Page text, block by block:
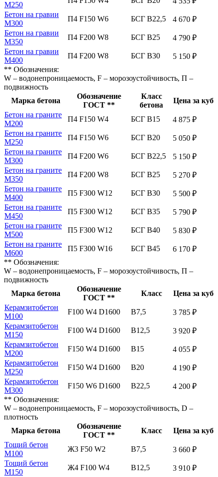
М250
Бетон на гравии
М300
П4 F150 W6 БСГ В22,5
4 670 ₽
Бетон на гравии
М350
П4 F200 W8 БСГ В25
4 790 ₽
Бетон на гравии
М400
П4 F200 W8 БСГ В30
5 150 ₽
** Обозначения:
W – водонепроницаемость, F – морозоустойчивость, П –
подвижность
Марка бетона
Обозначение
ГОСТ **
Класс
бетона
Цена за куб
Бетон на граните
М200
П4 F150 W4 БСГ В15
4 875 ₽
Бетон на граните
М250
П4 F150 W6 БСГ В20
5 050 ₽
Бетон на граните
М300
П4 F200 W6 БСГ В22,5
5 150 ₽
Бетон на граните
М350
П4 F200 W8 БСГ В25
5 270 ₽
Бетон на граните
М400
П5 F300 W12 БСГ В30
5 500 ₽
Бетон на граните
М450
П5 F300 W12 БСГ В35
5 790 ₽
Бетон на граните
М500
П5 F300 W12 БСГ В40
5 830 ₽
Бетон на граните
М600
П5 F300 W16 БСГ В45
6 170 ₽
** Обозначения:
W – водонепроницаемость, F – морозоустойчивость, П –
подвижность
Марка бетона
Обозначение
ГОСТ **
Класс
Цена за куб
Керамзитобетон
М100
F100 W4 D1600 В7,5
3 785 ₽
Керамзитобетон
М150
F100 W4 D1600 В12,5
3 920 ₽
Керамзитобетон
М200
F150 W4 D1600 В15
4 055 ₽
Керамзитобетон
М250
F150 W4 D1600 В20
4 190 ₽
Керамзитобетон
М300
F150 W6 D1600 В22,5
4 200 ₽
** Обозначения:
W – водонепроницаемость, F – морозоустойчивость, D –
плотность
Марка бетона
Обозначение
ГОСТ **
Класс
Цена за куб
Тощий бетон
М100
Ж3 F50 W2 В7,5
3 660 ₽
Тощий бетон
М150
Ж4 F100 W4 В12,5
3 910 ₽